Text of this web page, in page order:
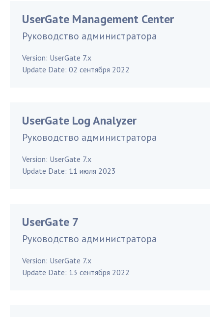
UserGate Management Center
Руководство администратора
Version: UserGate 7.x
Update Date: 02 сентября 2022
UserGate Log Analyzer
Руководство администратора
Version: UserGate 7.x
Update Date: 11 июля 2023
UserGate 7
Руководство администратора
Version: UserGate 7.x
Update Date: 13 сентября 2022